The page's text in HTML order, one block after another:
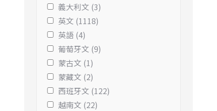
義大利文 (3)
英文 (1118)
英語 (4)
葡萄牙文 (9)
蒙古文 (1)
蒙藏文 (2)
西班牙文 (122)
越南文 (22)